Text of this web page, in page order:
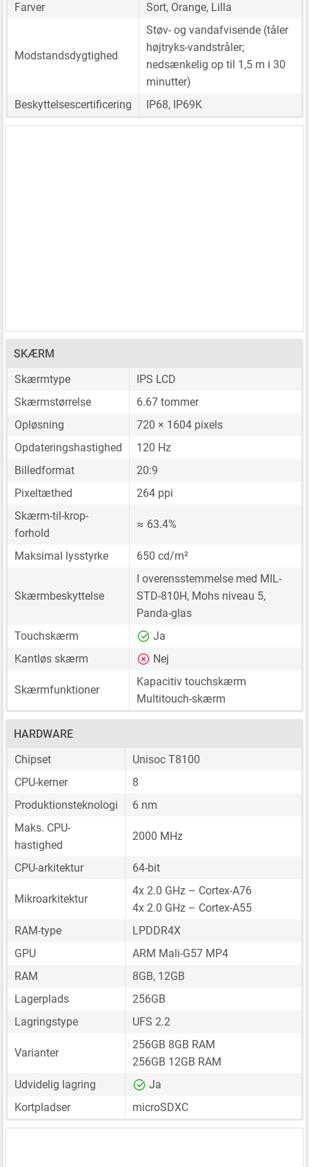
Farver Sort, Orange, Lilla
Modstandsdygtighed
Støv- og vandafvisende (tåler
højtryks-vandstråler;
nedsænkelig op til 1,5 m i 30
minutter)
Beskyttelsescertificering
IP68, IP69K
SKÆRM
Skærmtype
IPS LCD
Skærmstørrelse
6.67 tommer
Opløsning
720 × 1604 pixels
Opdateringshastighed
120 Hz
Billedformat
20:9
Pixeltæthed
264 ppi
Skærm-til-krop-
forhold
≈ 63.4%
Maksimal lysstyrke 650 cd/m²
Skærmbeskyttelse
I overensstemmelse med MIL-
STD-810H, Mohs niveau 5,
Panda-glas
Touchskærm
Ja
Kantløs skærm
Nej
Skærmfunktioner
Kapacitiv touchskærm
Multitouch-skærm
HARDWARE
Chipset
Unisoc T8100
CPU-kerner
8
Produktionsteknologi
6 nm
Maks. CPU-
hastighed
2000 MHz
CPU-arkitektur 64-bit
Mikroarkitektur
4x 2.0 GHz – Cortex-A76
4x 2.0 GHz – Cortex-A55
RAM-type
LPDDR4X
GPU
ARM Mali-G57 MP4
RAM
8GB, 12GB
Lagerplads
256GB
Lagringstype
UFS 2.2
Varianter
256GB 8GB RAM
256GB 12GB RAM
Udvidelig lagring
Ja
Kortpladser
microSDXC